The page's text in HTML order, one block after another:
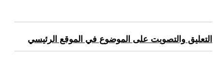
التعليق والتصويت على الموضوع في الموقع الرئيسي